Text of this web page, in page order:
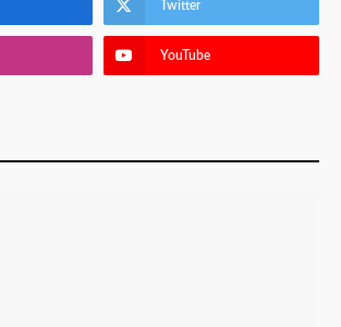
Twitter
YouTube